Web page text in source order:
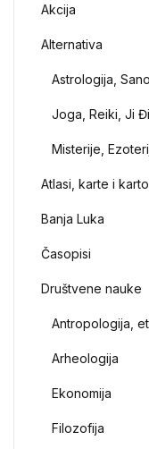
Akcija
Alternativa
Astrologija,
Joga, Reiki, Ji
Misterije,
Atlasi, karte i
Banja Luka
Časopisi
Društvene nauke
Antropologija,
Arheologija
Ekonomija
Filozofija